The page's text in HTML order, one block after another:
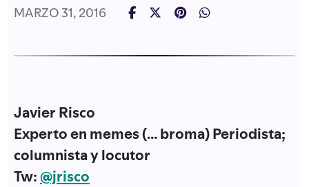
MARZO 31, 2016
Javier Risco
Experto en memes (… broma) Periodista;
columnista y locutor
Tw:@jrisco